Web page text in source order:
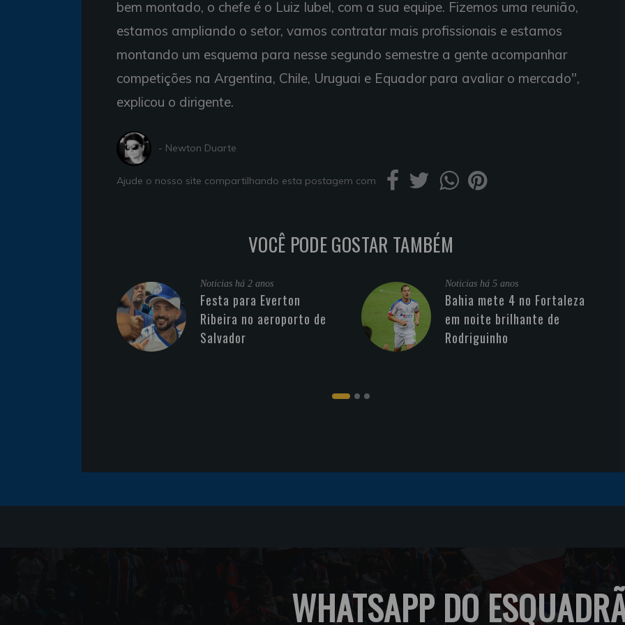
bem montado, o chefe é o Luiz Iubel, com a sua equipe. Fizemos uma reunião,
estamos ampliando o setor, vamos contratar mais profissionais e estamos
montando um esquema para nesse segundo semestre a gente acompanhar
competições na Argentina, Chile, Uruguai e Equador para avaliar o mercado",
explicou o dirigente.
- Newton Duarte
Ajude o nosso site compartilhando esta postagem com
VOCÊ PODE GOSTAR TAMBÉM
Noticias há 2 anos
Festa para Everton
Ribeira no aeroporto de
Salvador
Noticias há 5 anos
Bahia mete 4 no Fortaleza
em noite brilhante de
Rodriguinho
WHATSAPP DO